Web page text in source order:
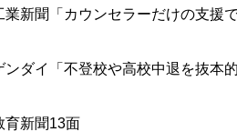
業新聞「カウンセラーだけの支援
ンダイ「不登校や高校中退を抜本
育新聞13面